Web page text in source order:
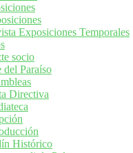
Exposiciones Temporales
socio
del Paraíso
Directiva
Histórico